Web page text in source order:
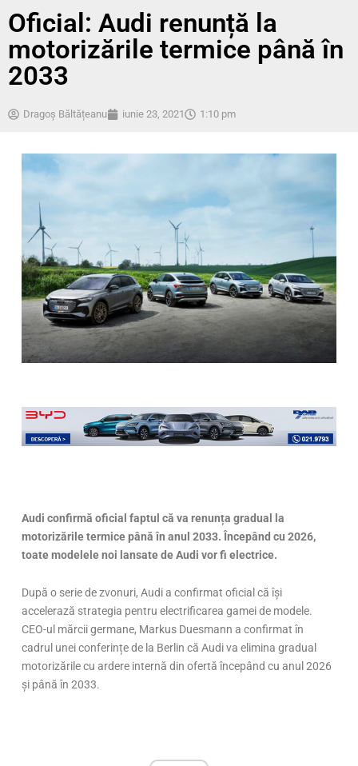
Oficial: Audi renunță la
motorizările termice până în
2033
Dragoș Băltățeanu iunie 23, 2021 1:10 pm
Audi confirmă oficial faptul că va renunța gradual la
motorizările termice până în anul 2033. Începând cu 2026,
toate modelele noi lansate de Audi vor fi electrice.
După o serie de zvonuri, Audi a confirmat oficial că își
accelerază strategia pentru electrificarea gamei de modele.
CEO-ul mărcii germane, Markus Duesmann a confirmat în
cadrul unei conferințe de la Berlin că Audi va elimina gradual
motorizările cu ardere internă din ofertă începând cu anul 2026
și până în 2033.